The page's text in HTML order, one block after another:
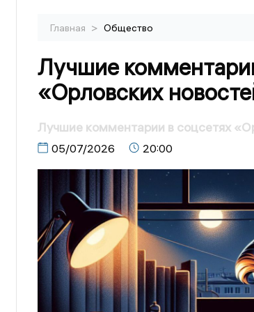
Главная > Общество
Лучшие
«Орловских
Лучшие комментарии в соцсетях
05/07/2026 20:00